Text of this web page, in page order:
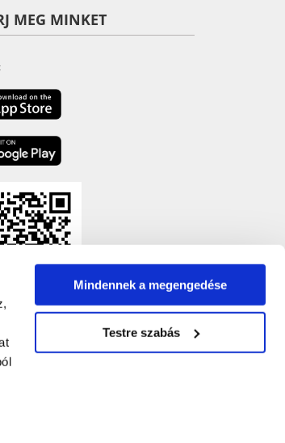
Mindennek a megengedése
Testre szabás
MEG MINKET